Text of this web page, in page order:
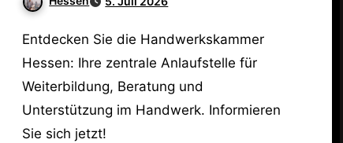
Entdecken Sie die Handwerkskammer
Hessen: Ihre zentrale Anlaufstelle für
Weiterbildung, Beratung und
Unterstützung im Handwerk. Informieren
Sie sich jetzt!